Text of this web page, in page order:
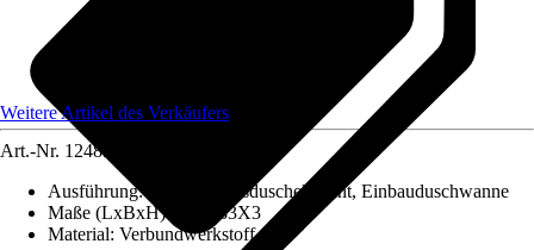
Weitere Artikel des Verkäufers
Art.-Nr. 12485722
Ausführung:
Bodenebenesduschelement, Einbauduschwanne
Maße (LxBxH)
82X183X3
Material: Verbundwerkstoff